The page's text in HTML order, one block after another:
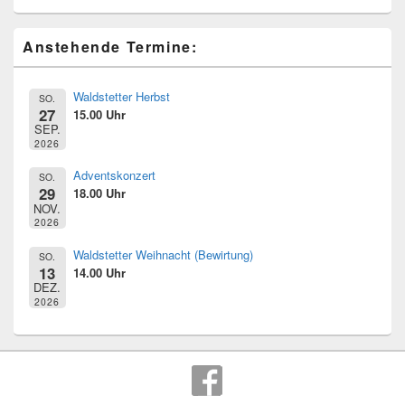
Seitenleisten
Widget-
Anstehende Termine:
SO.
27
SEP.
2026
Waldstetter Herbst
15.00 Uhr
SO.
29
NOV.
2026
Adventskonzert
18.00 Uhr
SO.
13
DEZ.
2026
Waldstetter Weihnacht (Bewirtung)
14.00 Uhr